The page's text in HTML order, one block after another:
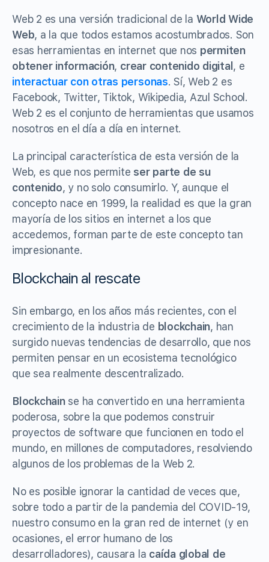
Web 2 es una versión tradicional de la World Wide
Web, a la que todos estamos acostumbrados. Son
esas herramientas en internet que nos permiten
obtener información, crear contenido digital, e
interactuar con otras personas. Sí, Web 2 es
Facebook, Twitter, Tiktok, Wikipedia, Azul School.
Web 2 es el conjunto de herramientas que usamos
nosotros en el día a día en internet.
La principal característica de esta versión de la
Web, es que nos permite ser parte de su
contenido, y no solo consumirlo. Y, aunque el
concepto nace en 1999, la realidad es que la gran
mayoría de los sitios en internet a los que
accedemos, forman parte de este concepto tan
impresionante.
Blockchain al rescate
Sin embargo, en los años más recientes, con el
crecimiento de la industria de blockchain, han
surgido nuevas tendencias de desarrollo, que nos
permiten pensar en un ecosistema tecnológico
que sea realmente descentralizado.
Blockchain se ha convertido en una herramienta
poderosa, sobre la que podemos construir
proyectos de software que funcionen en todo el
mundo, en millones de computadores, resolviendo
algunos de los problemas de la Web 2.
No es posible ignorar la cantidad de veces que,
sobre todo a partir de la pandemia del COVID-19,
nuestro consumo en la gran red de internet (y en
ocasiones, el error humano de los
desarrolladores), causara la caída global de